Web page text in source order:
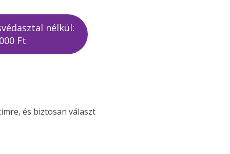
nélkül:
Ft
és biztosan választ